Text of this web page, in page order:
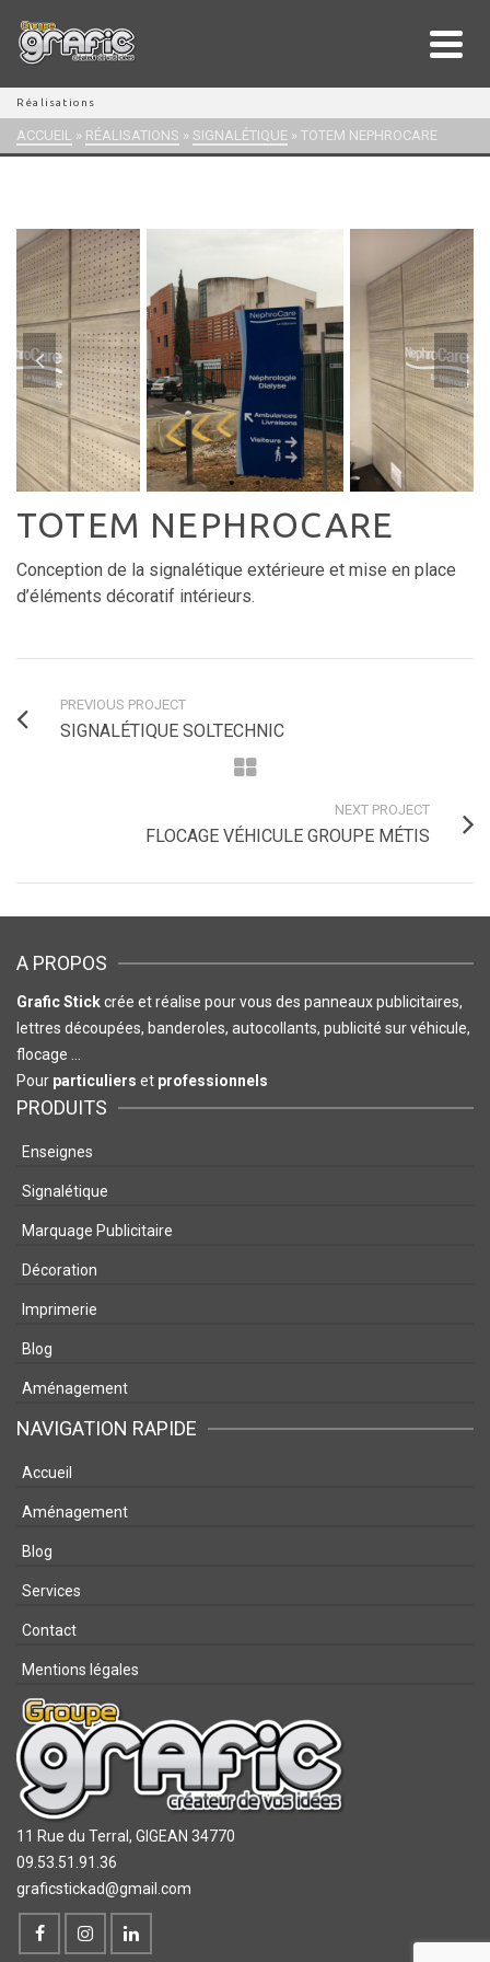
Réalisations
ACCUEIL » RÉALISATIONS » SIGNALÉTIQUE » TOTEM NEPHROCARE
TOTEM NEPHROCARE
Conception de la signalétique extérieure et mise en place
d’éléments décoratif intérieurs.
PREVIOUS PROJECT
SIGNALÉTIQUE SOLTECHNIC
NEXT PROJECT
FLOCAGE VÉHICULE GROUPE MÉTIS
A PROPOS
Grafic Stickcrée et réalise pour vous des panneaux publicitaires,
lettres découpées, banderoles, autocollants, publicité sur véhicule,
flocage …
Pour particuliers et professionnels
PRODUITS
Enseignes
Signalétique
Marquage Publicitaire
Décoration
Imprimerie
Blog
Aménagement
NAVIGATION RAPIDE
Accueil
Aménagement
Blog
Services
Contact
Mentions légales
11 Rue du Terral, GIGEAN 34770
09.53.51.91.36
graficstickad@gmail.com